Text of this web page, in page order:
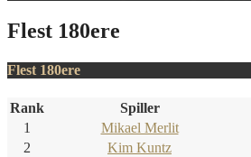
Flest 180ere
Flest 180ere
Rank Spiller
1
Mikael Merlit
2
Kim Kuntz